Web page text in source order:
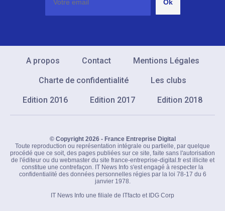
A propos Contact Mentions Légales
Charte de confidentialité Les clubs
Edition 2016 Edition 2017 Edition 2018
© Copyright 2026 - France Entreprise Digital
Toute reproduction ou représentation intégrale ou partielle, par quelque
procédé que ce soit, des pages publiées sur ce site, faite sans l'autorisation
de l'éditeur ou du webmaster du site france-entreprise-digital.fr est illicite et
constitue une contrefaçon. IT News Info s'est engagé à respecter la
confidentialité des données personnelles régies par la loi 78-17 du 6
janvier 1978.
IT News Info une filiale de ITfacto et IDG Corp